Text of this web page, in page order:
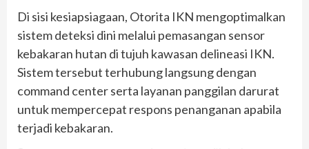
Di sisi kesiapsiagaan, Otorita IKN mengoptimalkan
sistem deteksi dini melalui pemasangan sensor
kebakaran hutan di tujuh kawasan delineasi IKN.
Sistem tersebut terhubung langsung dengan
command center serta layanan panggilan darurat
untuk mempercepat respons penanganan apabila
terjadi kebakaran.